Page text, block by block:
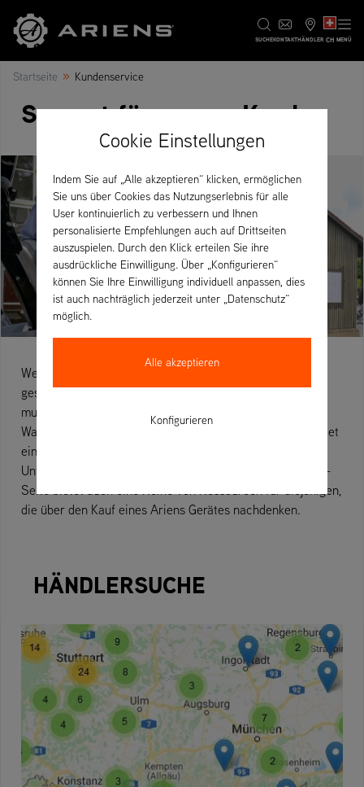
SUCHEKONTAKTHÄNDLER CH MENÜ
Startseite » Kundenservice
Support für unsere Kunden
Wenn Sie eine Ariens-Maschine kaufen, werden Sie ein
geschätzter, lebenslanger Ariens Kunde. Von Zeit zu Zeit
muss sich Ihr Zero-Turn oder Ihre Schneefräse einer
Wartung und Instandhaltung unterziehen. Diese Seite bietet
eine Reihe von Hilfsmitteln für Produktbesitzer, die
Unterstützung für ihr Produkt benötigen. Unsere Support-
Seite bietet auch eine Reihe von Ressourcen für diejenigen,
die über den Kauf eines Ariens Gerätes nachdenken.
HÄNDLERSUCHE
Cookie Einstellungen
Indem Sie auf „Alle akzeptieren“ klicken, ermöglichen
Sie uns über Cookies das Nutzungserlebnis für alle
User kontinuierlich zu verbessern und Ihnen
personalisierte Empfehlungen auch auf Drittseiten
auszuspielen. Durch den Klick erteilen Sie ihre
ausdrückliche Einwilligung. Über „Konfigurieren“
können Sie Ihre Einwilligung individuell anpassen, dies
ist auch nachträglich jederzeit unter „Datenschutz“
möglich.
Alle akzeptieren
Konfigurieren